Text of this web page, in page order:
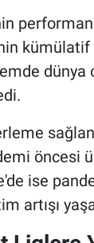
kümülatif
dünya
öncesi
ise
artışı